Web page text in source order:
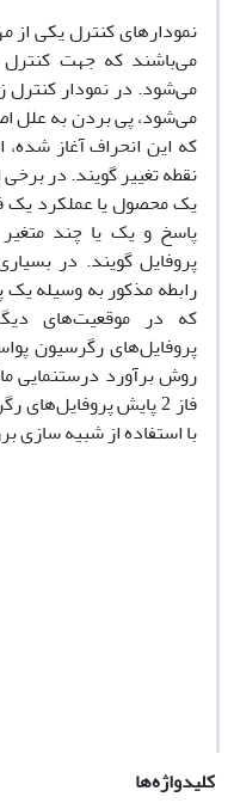
نمودارهای کنترل یکی از
می‌باشند که جهت کنترل
می‌شود. در نمودار کنترل
می‌شود، پی بردن به علل
که این انحراف آغاز
نقطه تغییر گویند. در
یک محصول یا عملکرد یک
پاسخ و یک یا چند
پروفایل گویند. در
رابطه مذکور به وسیله
که در موقعیت‌های
پروفایل‌های رگرسیون
روش برآورد درستنمایی
فاز 2 پایش
با استفاده از شبیه
کلیدواژه‌ها